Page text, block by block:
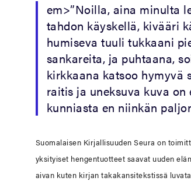
em>”Noilla, aina minulta
tahdon käyskellä, kivääri
humiseva tuuli tukkaani
sankareita, ja puhtaana,
kirkkaana katsoo hymyvä
raitis ja uneksuva kuva
kunniasta en niinkän
Suomalaisen Kirjallisuuden Seura on
yksityiset hengentuotteet saavat uuden
aivan kuten kirjan takakansitekstissä